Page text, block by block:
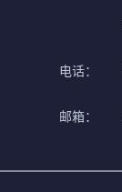
电话：
邮箱：